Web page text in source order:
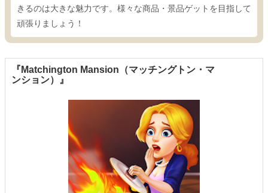
きるのは大きな魅力です。様々な商品・景品ゲットを目指して
頑張りましょう！
『Matchington Mansion（マッチングトン・マ
ンション）』